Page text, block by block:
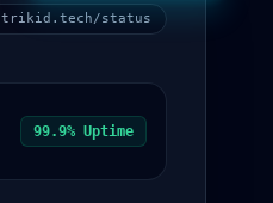
trikid.tech/status
99.9% Uptime